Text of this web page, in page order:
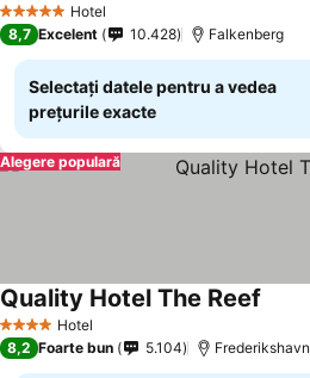
5 Stele Hotel
8,7 Excelent 10.428 Falkenberg
Selectați datele pentru a vedea
prețurile exacte
Alegere populară
4 Stele Hotel
Quality Hotel The Reef
8,2 Foarte bun 5.104 Frederikshavn